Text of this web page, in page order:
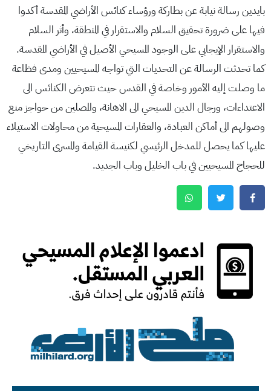
بايدين رسالة نيابة عن بطاركة ورؤساء كنائس الأراضي المقدسة أكدوا
فيها على ضرورة تحقيق السلام والاستقرار في المنطقة، وأثر السلام
والاستقرار الإيجابي على الوجود المسيحي الأصيل في الأراضي المقدسة.
كما تحدثت الرسالة عن التحديات التي تواجه المسيحيين ومدى فظاعة
ما وصلت إليه الأمور وخاصة في القدس حيث تتعرض الكنائس الى
الاعتداءات، ورجال الدين المسيحي الى الاهانة، والمصلين من حواجز منع
وصولهم الى أماكن العبادة، والعقارات المسيحية من محاولات الاستيلاء
عليها كما يحصل للمدخل الرئيسي لكنيسة القيامة والمسرى التاريخي
للحجاج المسيحيين في باب الخليل وباب الجديد.